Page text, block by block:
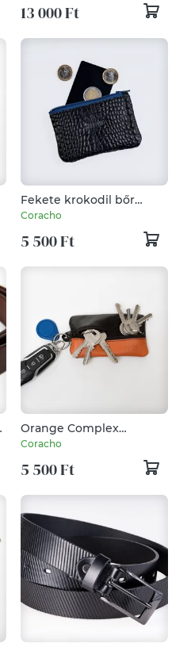
13 000 Ft
Fekete krokodil bőr
aprótartó
Coracho
5 500 Ft
Orange Complex
Narancssárga Kecskebőr
Coracho
5 500 Ft